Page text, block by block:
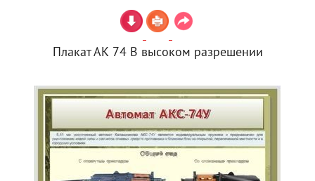
Плакат АК 74 В высоком разрешении